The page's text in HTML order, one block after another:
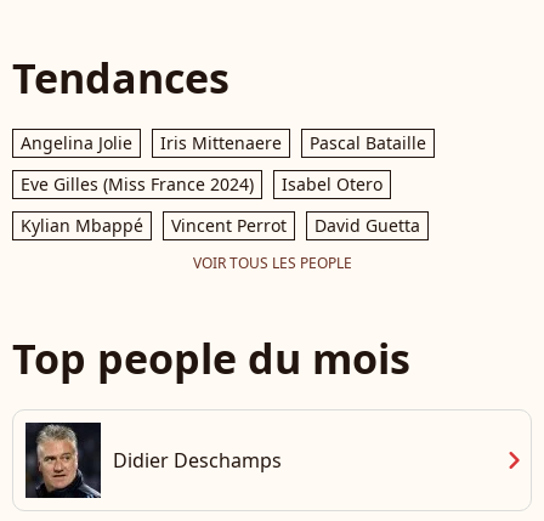
Tendances
Angelina Jolie Iris Mittenaere
Pascal Bataille
Eve Gilles (Miss France 2024)
Isabel Otero
Kylian Mbappé
Vincent Perrot David Guetta
VOIR TOUS LES PEOPLE
Top people du mois
Didier Deschamps chevron_right